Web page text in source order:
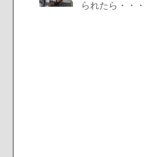
られたら・・・